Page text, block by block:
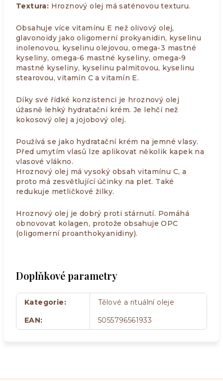
Textura: Hroznový olej má saténovou texturu.
Obsahuje více vitamínu E než olivový olej,
glavonoidy jako oligomerní prokyanidin, kyselinu
inolenovou, kyselinu olejovou, omega-3 mastné
kyseliny, omega-6 mastné kyseliny, omega-9
mastné kyseliny, kyselinu palmitovou, kyselinu
stearovou, vitamín C a vitamín E.
Díky své řídké konzistenci je hroznový olej
úžasně lehký hydratační krém. Je lehčí než
kokosový olej a jojobový olej.
Používá se jako hydratační krém na jemné vlasy.
Před umytím vlasů lze aplikovat několik kapek na
vlasové vlákno.
Hroznový olej má vysoký obsah vitamínu C, a
proto má zesvětlující účinky na pleť. Také
redukuje metličkové žilky.
Hroznový olej je dobrý proti stárnutí. Pomáhá
obnovovat kolagen, protože obsahuje OPC
(oligomerní proanthokyanidiny).
Doplňkové parametry
Kategorie:
Tělové a rituální oleje
EAN: 5055796561933